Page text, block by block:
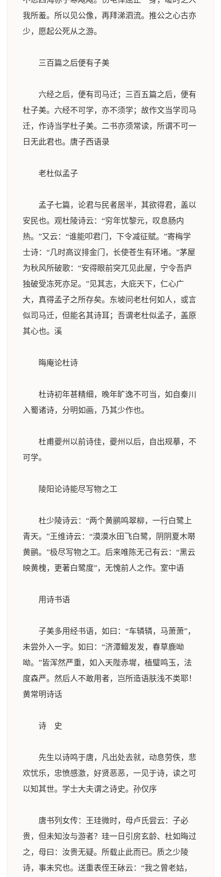
我所羞。所以见公像，再拜涕泗流。推公之心古亦
少，愿起公死从之游。
三百篇之后便有子美
六经之后，便有司马迁；三百五篇之后，便有
杜子美。六经不可学，亦不须学；故作文当学司马
迁，作诗当学杜子美。二书亦须常读，所谓不可一
日无此君也。 唐子西语录
老杜似孟子
孟子七篇，论君与民者居半，其欲得君，盖以
安民也。观杜陵诗云：“穷年忧黎元，叹息肠内
热。”又云：“谁能叩君门，下令减征赋。”寄梅学
士诗：“几时高议排金门，长使苍生有环堵。”茅屋
为秋风所破歌：“安得眼前突兀见此屋，宁令吾庐
独破受冻死亦足。”见其志，大庇天下，仁心广
大，真得孟子之所存矣。东坡问老杜何如人，或言
似司马迁，但能名其诗耳；吾谓老杜似孟子，盖原
其心也。 溪
晦庵论杜诗
杜诗初年甚精细，晚年旷逸不可当，如自秦川
入蜀诸诗，分明如画，乃其少作也。
杜甫夔州以前诗佳，夔州以后，自出规摹，不
可学。
陵阳论诗能尽写物之工
杜少陵诗云：“两个黄鹂鸣翠柳，一行白鹭上
青天。”王维诗云：“漠漠水田飞白鹭，阴阴夏木啭
黄鹂。”极尽写物之工。后来唯陈无己有云：“黑云
映黄槐，更著白鹭度”，无愧前人之作。 室中语
用诗书语
子美多用经书语，如曰：“车辚辚，马萧萧”，
未尝外入一字。如曰：“济潭鳣发发，春草鹿呦
呦。”皆浑然严重，如入天陛赤墀，植璧鸣玉，法
度森严。然后人不敢用者，岂所造语肤浅不类耶！
黄常明诗话
诗 史
先生以诗鸣于唐，凡出处去就，动息劳佚，悲
欢忧乐，忠愤感激，好贤恶恶，一见于诗，读之可
以知其世。学士大夫谓之诗史。 孙仅序
唐书列女传：王珪微时，母卢氏尝云：子必
贵，但未知汝与游者？珪一日引房玄龄、杜如晦过
之，母曰：汝贵无疑。所载止此而已。质之少陵
诗，事未究也。送重表侄王砅云：“我之曾老姑，